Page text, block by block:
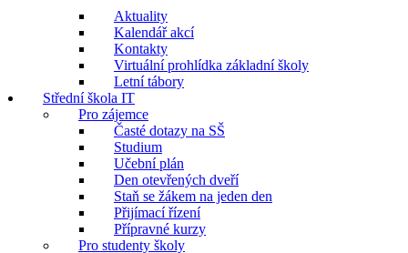
Aktuality
Kalendář akcí
Kontakty
Virtuální prohlídka základní školy
Letní tábory
Střední škola IT
Pro zájemce
Časté dotazy na SŠ
Studium
Učební plán
Den otevřených dveří
Staň se žákem na jeden den
Přijímací řízení
Přípravné kurzy
Pro studenty školy